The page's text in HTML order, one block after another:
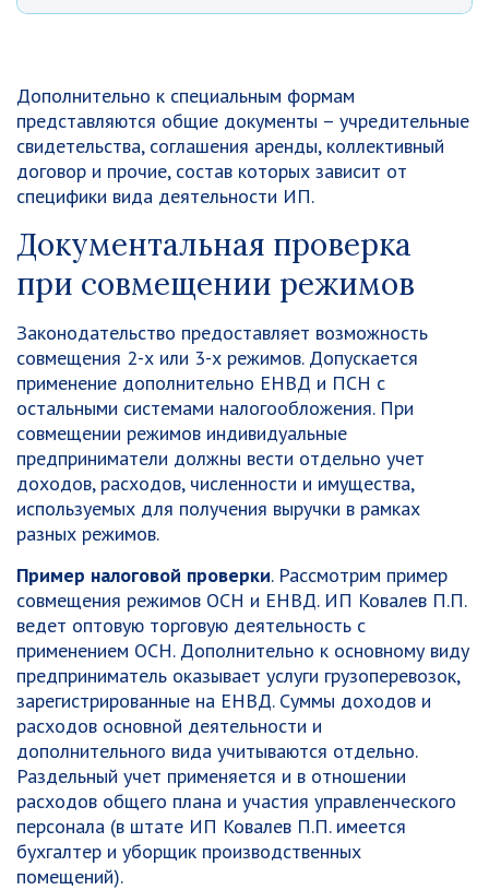
Дополнительно к специальным формам
представляются общие документы – учредительные
свидетельства, соглашения аренды, коллективный
договор и прочие, состав которых зависит от
специфики вида деятельности ИП.
Документальная проверка
при совмещении режимов
Законодательство предоставляет возможность
совмещения 2-х или 3-х режимов. Допускается
применение дополнительно ЕНВД и ПСН с
остальными системами налогообложения. При
совмещении режимов индивидуальные
предприниматели должны вести отдельно учет
доходов, расходов, численности и имущества,
используемых для получения выручки в рамках
разных режимов.
Пример налоговой проверки. Рассмотрим пример
совмещения режимов ОСН и ЕНВД. ИП Ковалев П.П.
ведет оптовую торговую деятельность с
применением ОСН. Дополнительно к основному виду
предприниматель оказывает услуги грузоперевозок,
зарегистрированные на ЕНВД. Суммы доходов и
расходов основной деятельности и
дополнительного вида учитываются отдельно.
Раздельный учет применяется и в отношении
расходов общего плана и участия управленческого
персонала (в штате ИП Ковалев П.П. имеется
бухгалтер и уборщик производственных
помещений).